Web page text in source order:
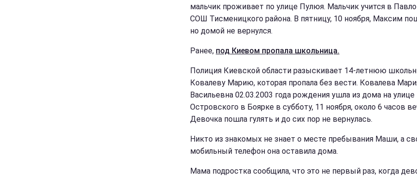
мальчик проживает по улице Пулюя. Мальчик учится в
СОШ Тисменицкого района. В пятницу, 10 ноября, Максим
но домой не вернулся.
Ранее, под Киевом пропала школьница.
Полиция Киевской области разыскивает 14-летнюю
Ковалеву Марию, которая пропала без вести. Ковалева
Васильевна 02.03.2003 года рождения ушла из дома на улице
Островского в Боярке в субботу, 11 ноября, около 6 часов
Девочка пошла гулять и до сих пор не вернулась.
Никто из знакомых не знает о месте пребывания Маши, а
мобильный телефон она оставила дома.
Мама подростка сообщила, что это не первый раз, когда